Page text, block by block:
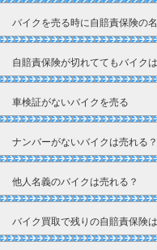
バイクを売る時に自賠責保険の
自賠責保険が切れててもバイク
車検証がないバイクを売る
ナンバーがないバイクは売れる？
他人名義のバイクは売れる？
バイク買取で残りの自賠責保険